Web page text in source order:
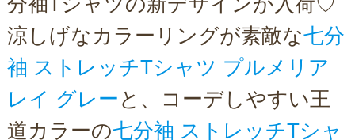
涼しげなカラーリングが素敵な七分
袖 ストレッチTシャツ プルメリア
レイ グレー と、コーデしやすい王
道カラーの七分袖 ストレッチTシャ